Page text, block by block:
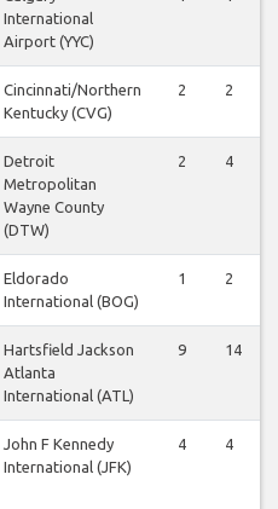
International
Airport (YYC)
Cincinnati/Northern
Kentucky (CVG)
2 2
Detroit
Metropolitan
Wayne County
(DTW)
2 4
Eldorado
International (BOG)
1 2
Hartsfield Jackson
Atlanta
International (ATL)
9 14
John F Kennedy
International (JFK)
4 4